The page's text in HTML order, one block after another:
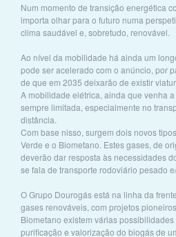
Num momento de transição energética
importa olhar para o futuro numa
clima saudável e, sobretudo, renovável.
Ao nível da mobilidade há ainda um
pode ser acelerado com o anúncio, por
de que em 2035 deixarão de existir
A mobilidade elétrica, ainda que venha
sempre limitada, especialmente no
distância.
Com base nisso, surgem dois novos
Verde e o Biometano. Estes gases, de
deverão dar resposta às necessidades
se fala de transporte rodoviário pesado
O Grupo Dourogás está na linha da
gases renováveis, com projetos
Biometano existem várias
purificação e valorização do biogás de